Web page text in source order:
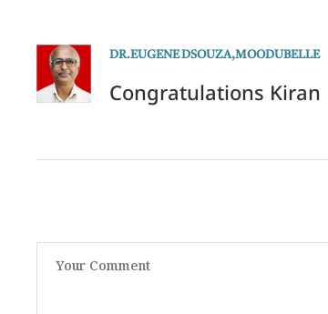
DR.EUGENE DSOUZA,MOODUBELLE
Congratulations